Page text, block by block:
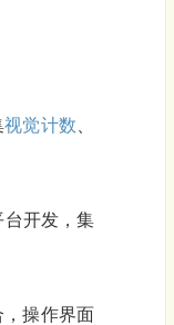
视觉计数
开发，集
操作界面